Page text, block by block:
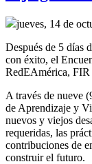
jueves, 14 de
Después de 5 días
con éxito, el
RedEAmérica, FIR
A través de nueve
de Aprendizaje y
nuevos y viejos
requeridas, las
contribuciones de
construir el futuro.